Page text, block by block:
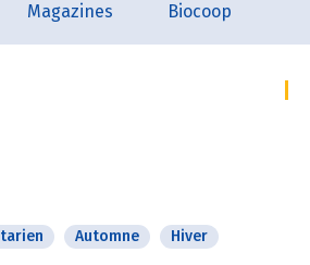
Magazines Biocoop
Automne Hiver